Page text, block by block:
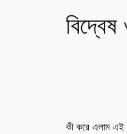
কী করে এলাম এই